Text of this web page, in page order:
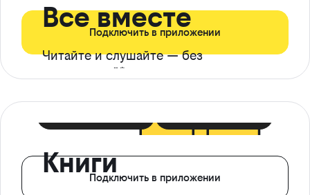
Все вместе
Читайте и слушайте — без
ограничений*
Подключить в приложении
КнигиПодключить в приложении